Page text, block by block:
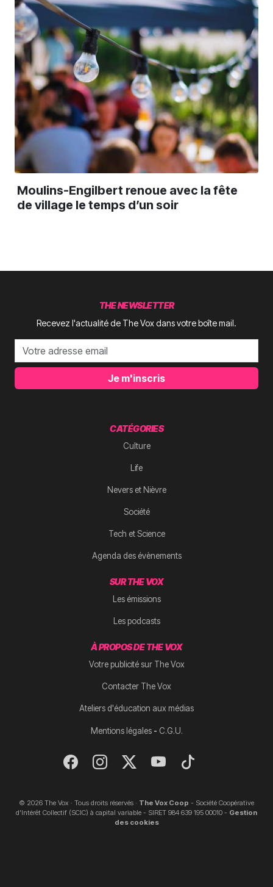
Moulins-Engilbert renoue avec la fête
de village le temps d’un soir
THE NEWSLETTER
Recevez l'actualité de The Vox dans votre boîte mail.
Je m'inscris
CATÉGORIES
Culture
Life
Nevers et Nièvre
Société
Tech et Science
Agenda des évènements
SUR THE VOX
Les émissions
Les podcasts
À PROPOS DE THE VOX
Votre publicité sur The Vox
Contacter The Vox
Ateliers d'éducation aux médias
Mentions légales- C.G.U.
© 2026 The Vox · Tous droits réservés · The Vox Coop - Société Coopérative
d'Intérêt Collectif (SCIC) à capital variable - SIRET 984 639 195 00010 - Gestion
des cookies